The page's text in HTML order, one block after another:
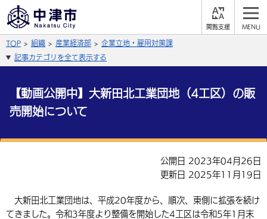
やさしい日本語
ふりがなをつける
よみあげる
背景色
黒
文字の大きさ
拡大
公式SNS
サイト内検索
届出・登録・証明 保険・年金
事業者の方へ
TOP 組織 産業経済部
企業立地・雇用対策課
記事カテゴリを全て表示する
【動画公開中】大新田北工業団地（4工区）の販
売開始について
公開日 2023年04月26日
更新日 2025年11月19日
大新田北工業団地は、平成20年度から、順次、東側に拡張を続け
てきました。令和3年度より整備を開始した4工区は令和5年1月末